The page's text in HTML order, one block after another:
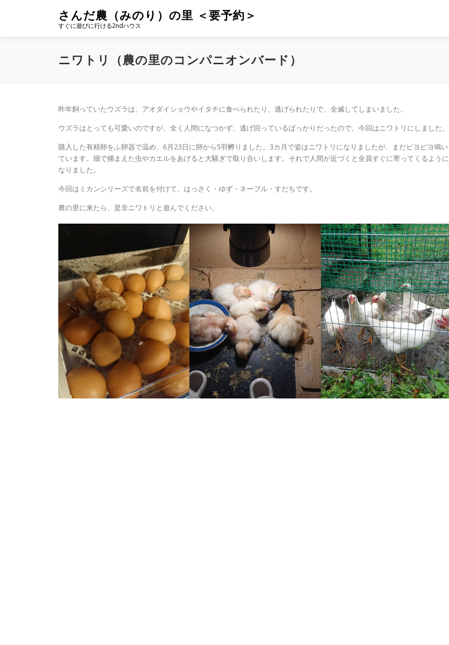
ン
さんだ農（みのり）の里 ＜要予約＞
すぐに遊びに行ける2ndハウス
ニワトリ（農の里のコンパニオンバード）
昨年飼っていたウズラは、アオダイショウやイタチに食べられたり、逃げられたりで、全滅してしまいました。
ウズラはとっても可愛いのですが、全く人間になつかず、逃げ回っているばっかりだったので、今回はニワトリにしました。
購入した有精卵をふ卵器で温め、6月23日に卵から5羽孵りました。3カ月で姿はニワトリになりましたが、まだピヨピヨ鳴い
ています。畑で捕まえた虫やカエルをあげると大騒ぎで取り合いします。それで人間が近づくと全員すぐに寄ってくるように
なりました。
今回はミカンシリーズで名前を付けて、はっさく・ゆず・ネーブル・すだちです。
農の里に来たら、是非ニワトリと遊んでください。